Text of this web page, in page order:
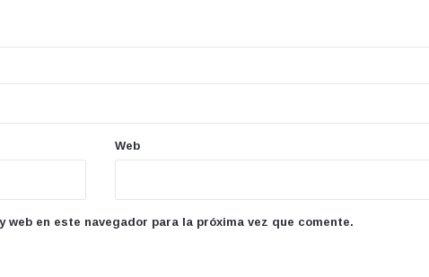
Web
en este navegador para la próxima vez que comente.